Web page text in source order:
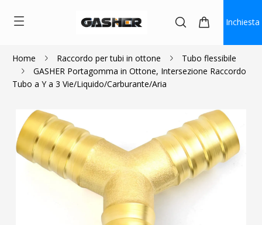
Inchiesta
Home Raccordo per tubi in ottone
Tubo flessibile
GASHER Portagomma in Ottone, Intersezione Raccordo
Tubo a Y a 3 Vie/Liquido/Carburante/Aria
$1.08